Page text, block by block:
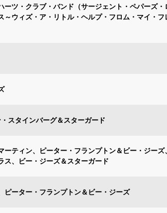
ツ・クラブ・バンド（サージェント・ペパーズ・
ウィズ・ア・リトル・ヘルプ・フロム・マイ・フ
スタインバーグ＆スターガード
ティン、ピーター・フランプトン＆ビー・ジーズ
ス、ビー・ジーズ＆スターガード
ピーター・フランプトン＆ビー・ジーズ